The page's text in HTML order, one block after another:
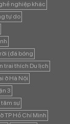
nghiệp khác
tự do
(đá bóng
trai thích Du lịch
ở Hà Nội
3
sự
TP Hồ Chí Minh